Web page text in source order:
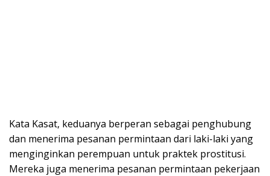
Kata Kasat, keduanya berperan sebagai penghubung
dan menerima pesanan permintaan dari laki-laki yang
menginginkan perempuan untuk praktek prostitusi.
Mereka juga menerima pesanan permintaan pekerjaan